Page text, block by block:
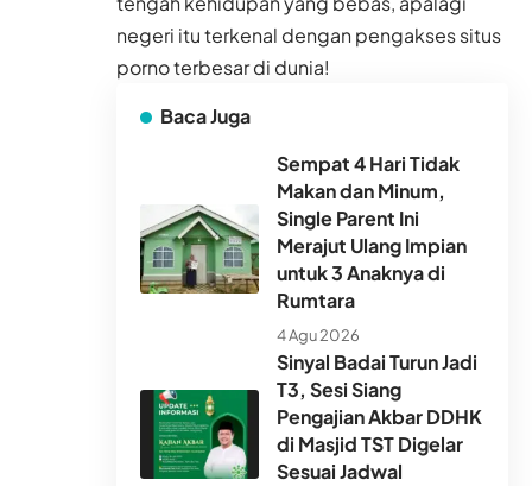
negeri itu terkenal dengan pengakses situs
porno terbesar di dunia!
Baca Juga
Sempat 4 Hari Tidak
Makan dan Minum,
Single Parent Ini
Merajut Ulang Impian
untuk 3 Anaknya di
Rumtara
4 Agu 2026
Sinyal Badai Turun Jadi
T3, Sesi Siang
Pengajian Akbar DDHK
di Masjid TST Digelar
Sesuai Jadwal